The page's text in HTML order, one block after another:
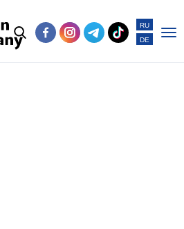
RU
DE